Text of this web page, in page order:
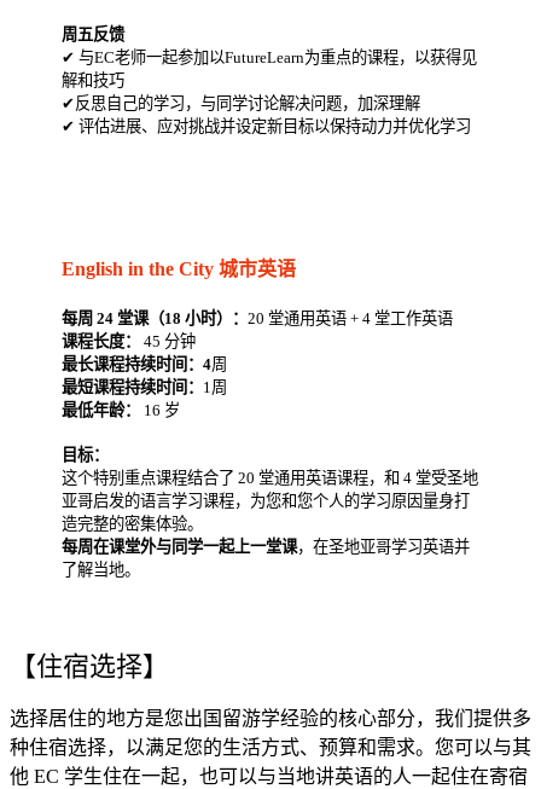
周五反馈
✔ 与EC老师一起参加以FutureLearn为重点的课程，以获得见
解和技巧
✔反思自己的学习，与同学讨论解决问题，加深理解
✔ 评估进展、应对挑战并设定新目标以保持动力并优化学习
English in the City 城市英语
每周 24 堂课（18 小时）： 20 堂通用英语 + 4 堂工作英语
课程长度：
45 分钟
最长课程持续时间：4周
最短课程持续时间： 1周
最低年龄：
16 岁
目标：
这个特别重点课程结合了 20 堂通用英语课程，和 4 堂受圣地
亚哥启发的语言学习课程，为您和您个人的学习原因量身打
造完整的密集体验。
每周在课堂外与同学一起上一堂课，在圣地亚哥学习英语并
了解当地。
【住宿选择】
选择居住的地方是您出国留游学经验的核心部分，我们提供多
种住宿选择，以满足您的生活方式、预算和需求。您可以与其
他 EC 学生住在一起，也可以与当地讲英语的人一起住在寄宿